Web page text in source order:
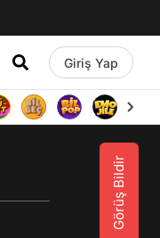
Giriş Yap
Görüş Bildir